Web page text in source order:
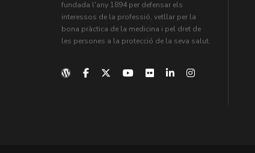
fundada l'any 1894 per defensar els
interessos de la professió, vetllar per la
bona pràctica de la medicina i pel dret de
les persones a la protecció de la seva salut.